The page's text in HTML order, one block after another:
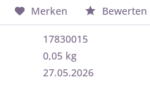
Merken Bewerten
17830015
0,05 kg
27.05.2026